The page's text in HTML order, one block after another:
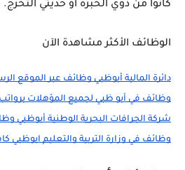
كانوا من ذوي الخبرة أو حديثي التخرج.
الوظائف الأكثر مشاهدة الآن
دائرة المالية أبوظبي وظائف عبر الموقع
وظائف في أبو ظبي لجميع المؤهلات
شركة الجرافات البحرية الوطنية أبوظبي
وظائف في وزارة التربية والتعليم